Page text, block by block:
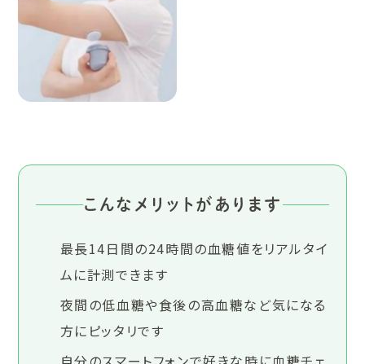
こんなメリットがあります
最長14日間の24時間の血糖値をリアルタイ
ムに計測できます
夜間の低血糖や食後の高血糖など気になる
方にピッタリです